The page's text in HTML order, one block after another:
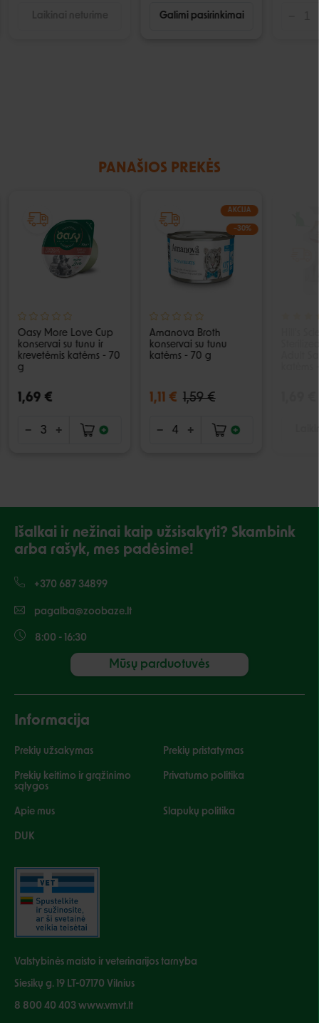
Galimi pasirinkimai
PANAŠIOS PREKĖS
Oasy More Love Cup
konservai su tunu ir
krevetėmis katėms - 70
g
1,69 €
AKCIJA
−30%
Amanova Broth
konservai su tunu
katėms - 70 g
1,11 € 1,59 €
Išalkai ir nežinai kaip užsisakyti? Skambink
arba rašyk, mes padėsime!
+370 687 34899
pagalba@zoobaze.lt
8:00 - 16:30
Mūsų parduotuvės
Informacija
Prekių užsakymas Prekių pristatymas
Prekių keitimo ir grąžinimo
sąlygos
Privatumo politika
Apie mus Slapukų politika
DUK
Valstybinės maisto ir veterinarijos tarnyba
Siesikų g. 19 LT-07170 Vilnius
8 800 40 403 www.vmvt.lt